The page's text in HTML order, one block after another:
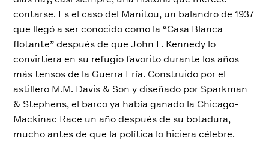
contarse. Es el caso del Manitou, un balandro de 1937
que llegó a ser conocido como la “Casa Blanca
flotante” después de que John F. Kennedy lo
convirtiera en su refugio favorito durante los años
más tensos de la Guerra Fría. Construido por el
astillero M.M. Davis & Son y diseñado por Sparkman
& Stephens, el barco ya había ganado la Chicago-
Mackinac Race un año después de su botadura,
mucho antes de que la política lo hiciera célebre.